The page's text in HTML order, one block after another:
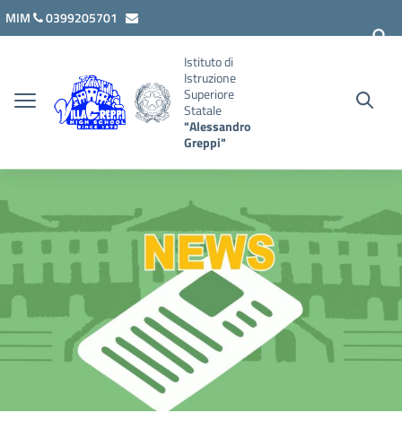
Vai ai contenuti
Vai al menu di navigazione
Vai al footer
MIM
0399205701
Istituto di
Istruzione
Superiore
Statale
"Alessandro
Greppi"